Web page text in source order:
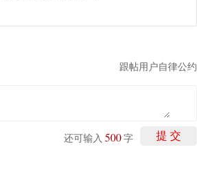
跟帖用户自律公约
提 交
还可输入 500 字